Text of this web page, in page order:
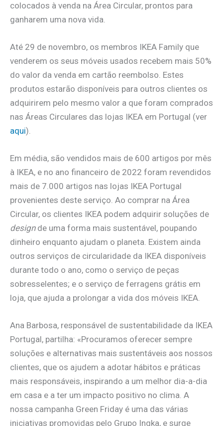
colocados à venda na Área Circular, prontos para
ganharem uma nova vida.
Até 29 de novembro, os membros IKEA Family que
venderem os seus móveis usados recebem mais 50%
do valor da venda em cartão reembolso. Estes
produtos estarão disponíveis para outros clientes os
adquirirem pelo mesmo valor a que foram comprados
nas Áreas Circulares das lojas IKEA em Portugal (ver
aqui).
Em média, são vendidos mais de 600 artigos por mês
à IKEA, e no ano financeiro de 2022 foram revendidos
mais de 7.000 artigos nas lojas IKEA Portugal
provenientes deste serviço. Ao comprar na Área
Circular, os clientes IKEA podem adquirir soluções de
designde uma forma mais sustentável, poupando
dinheiro enquanto ajudam o planeta. Existem ainda
outros serviços de circularidade da IKEA disponíveis
durante todo o ano, como o serviço de peças
sobresselentes; e o serviço de ferragens grátis em
loja, que ajuda a prolongar a vida dos móveis IKEA.
Ana Barbosa, responsável de sustentabilidade da IKEA
Portugal, partilha: «Procuramos oferecer sempre
soluções e alternativas mais sustentáveis aos nossos
clientes, que os ajudem a adotar hábitos e práticas
mais responsáveis, inspirando a um melhor dia-a-dia
em casa e a ter um impacto positivo no clima. A
nossa campanha Green Friday é uma das várias
iniciativas promovidas pelo Grupo Ingka, e surge